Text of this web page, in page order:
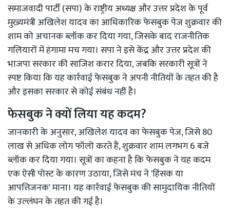
समाजवादी पार्टी (सपा) के राष्ट्रीय अध्यक्ष और उत्तर प्रदेश के पूर्व
मुख्यमंत्री अखिलेश यादव का आधिकारिक फेसबुक पेज शुक्रवार की
शाम को अचानक ब्लॉक कर दिया गया, जिसके बाद राजनीतिक
गलियारों में हंगामा मच गया। सपा ने इसे केंद्र और उत्तर प्रदेश की
भाजपा सरकार की साजिश करार दिया, जबकि सरकारी सूत्रों ने
स्पष्ट किया कि यह कार्रवाई फेसबुक ने अपनी नीतियों के तहत की है
और इसका सरकार से कोई संबंध नहीं है।
फेसबुक ने क्यों लिया यह कदम?
जानकारी के अनुसार, अखिलेश यादव का फेसबुक पेज, जिसे 80
लाख से अधिक लोग फॉलो करते हैं, शुक्रवार शाम लगभग 6 बजे
ब्लॉक कर दिया गया। सूत्रों का कहना है कि फेसबुक ने यह कदम
एक ऐसी पोस्ट के कारण उठाया, जिसे मंच ने 'हिंसक या
आपत्तिजनक' माना। यह कार्रवाई फेसबुक की सामुदायिक नीतियों
के उल्लंघन के तहत की गई है।